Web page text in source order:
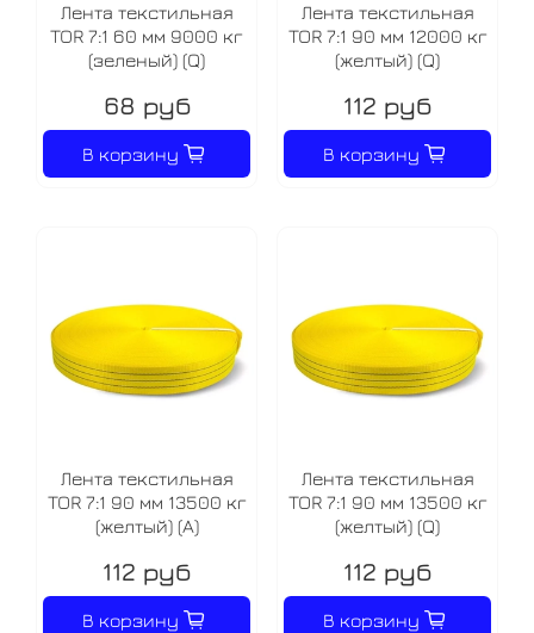
Лента текстильная
TOR 7:1 60 мм 9000 кг
(зеленый) (Q)
68 руб
В корзину
Лента текстильная
TOR 7:1 90 мм 12000 кг
(желтый) (Q)
112 руб
В корзину
Лента текстильная
TOR 7:1 90 мм 13500 кг
(желтый) (A)
112 руб
В корзину
Лента текстильная
TOR 7:1 90 мм 13500 кг
(желтый) (Q)
112 руб
В корзину